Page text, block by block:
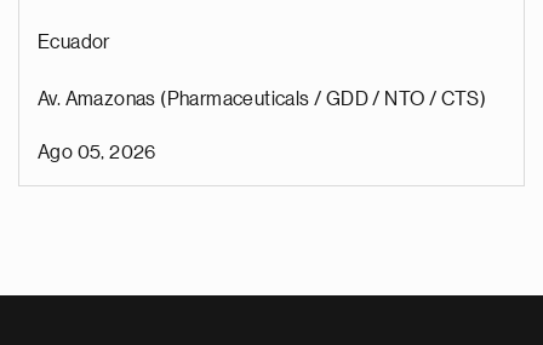
Ecuador
Av. Amazonas (Pharmaceuticals / GDD / NTO / CTS)
Ago 05, 2026